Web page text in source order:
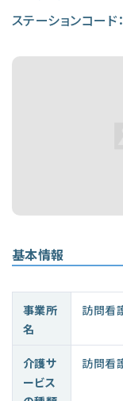
ステーションコー
基本情報
事業所
名
訪問看
介護サ
ービス
訪問看